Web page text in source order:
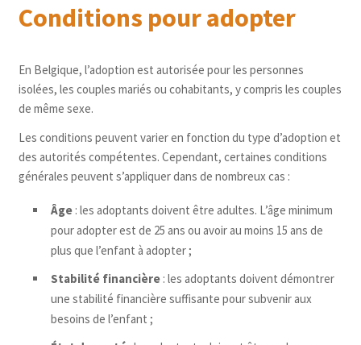
Conditions pour adopter
En Belgique, l’adoption est autorisée pour les personnes
isolées, les couples mariés ou cohabitants, y compris les couples
de même sexe.
Les conditions peuvent varier en fonction du type d’adoption et
des autorités compétentes. Cependant, certaines conditions
générales peuvent s’appliquer dans de nombreux cas :
Âge : les adoptants doivent être adultes. L’âge minimum
pour adopter est de 25 ans ou avoir au moins 15 ans de
plus que l’enfant à adopter ;
Stabilité financière : les adoptants doivent démontrer
une stabilité financière suffisante pour subvenir aux
besoins de l’enfant ;